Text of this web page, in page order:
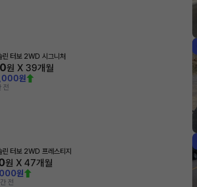
린 터보 2WD 시그니처
원 X 39개월
원
전
린 터보 2WD 프레스티지
원 X 47개월
원
전